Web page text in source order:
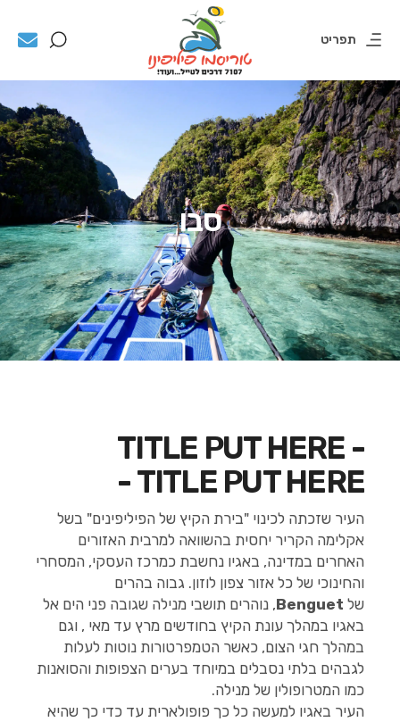
תפריט
סבו
TITLE PUT HERE -
TITLE PUT HERE -
העיר שזכתה לכינוי "בירת הקיץ של הפיליפינים" בשל
אקלימה הקריר יחסית בהשוואה למרבית האזורים
האחרים במדינה, באגיו נחשבת כמרכז העסקי, המסחרי
והחינוכי של כל אזור צפון לוזון. גבוה בהרים
של Benguet, נוהרים תושבי מנילה שגובה פני הים אל
באגיו במהלך עונת הקיץ בחודשים מרץ עד מאי , וגם
במהלך חגי הצום, כאשר הטמפרטורות נוטות לעלות
לגבהים בלתי נסבלים במיוחד בערים הצפופות והסואנות
כמו המטרופולין של מנילה.
העיר באגיו למעשה כל כך פופולארית עד כדי כך שהיא